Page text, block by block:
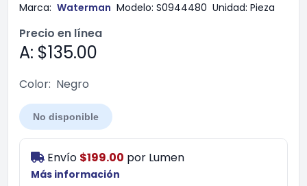
Marca: Waterman Modelo: S0944480 Unidad: Pieza
Precio en línea
A: $135.00
Color: Negro
No disponible
Envío $199.00 por Lumen
Más información